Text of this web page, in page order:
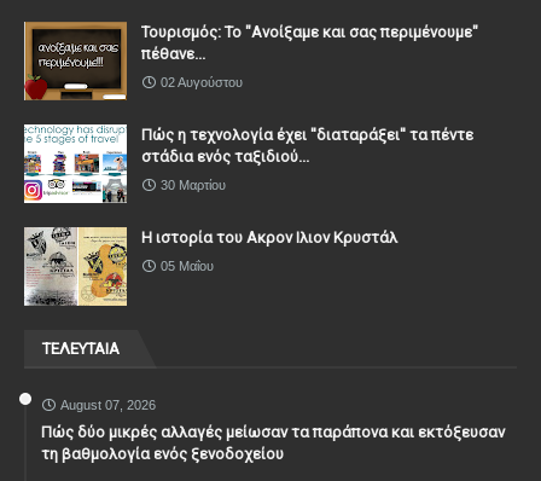
Τουρισμός: Το "Ανοίξαμε και σας περιμένουμε"
πέθανε...
02 Αυγούστου
Πώς η τεχνολογία έχει ''διαταράξει'' τα πέντε
στάδια ενός ταξιδιού...
30 Μαρτίου
Η ιστορία του Ακρον Ιλιον Κρυστάλ
05 Μαΐου
ΤΕΛΕΥΤΑΙΑ
August 07, 2026
Πώς δύο μικρές αλλαγές μείωσαν τα παράπονα και εκτόξευσαν
τη βαθμολογία ενός ξενοδοχείου